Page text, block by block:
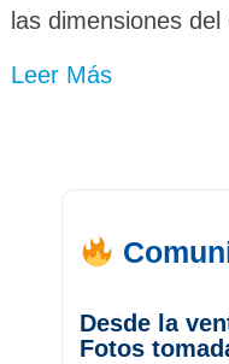
las dimensiones
Leer Más
Desde la
Fotos